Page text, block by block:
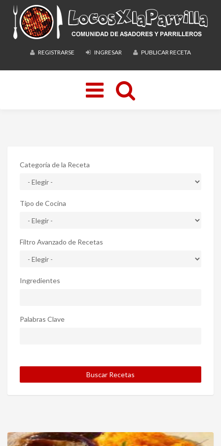
REGISTRARSE INGRESAR PUBLICAR RECETA
Toggle
navigation
Categoría de la Receta
Tipo de Cocina
Filtro Avanzado de Recetas
Ingredientes
Palabras Clave
Buscar Recetas